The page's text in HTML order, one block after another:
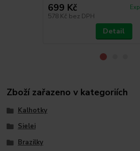
699 Kč
578 Kč bez DPH
Detail
Zboží zařazeno v kategoriích
Kalhotky
Sielei
Brazilky